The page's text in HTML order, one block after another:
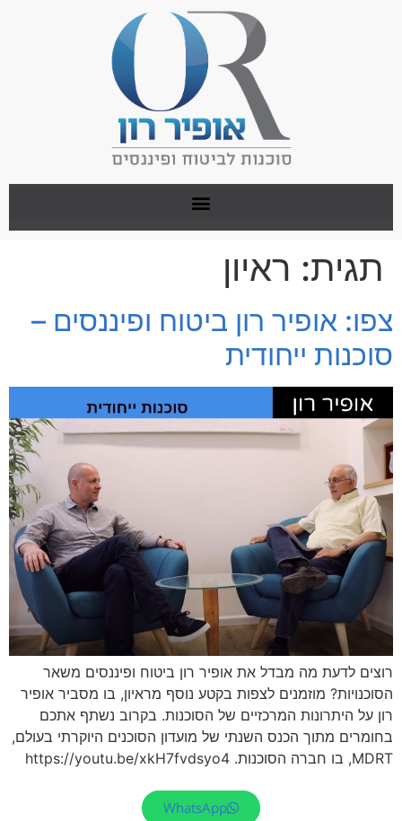
תגית: ראיון
צפו: אופיר רון ביטוח ופיננסים –
סוכנות ייחודית
רוצים לדעת מה מבדל את אופיר רון ביטוח ופיננסים משאר
הסוכנויות? מוזמנים לצפות בקטע נוסף מראיון, בו מסביר אופיר
רון על היתרונות המרכזיים של הסוכנות. בקרוב נשתף אתכם
בחומרים מתוך הכנס השנתי של מועדון הסוכנים היוקרתי בעולם,
MDRT, בו חברה הסוכנות. https://youtu.be/xkH7fvdsyo4
WhatsApp